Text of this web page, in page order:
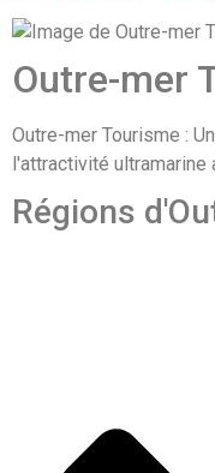
Outre-mer
Outre-mer Tourisme :
l'attractivité
Régions